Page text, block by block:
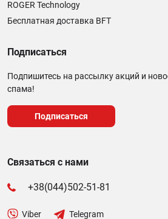
ROGER Technology
Бесплатная доставка BFT
Подписаться
Подпишитесь на рассылку акций и
спама!
Подписаться
Связаться с нами
+38(044)502-51-81
Viber Telegram